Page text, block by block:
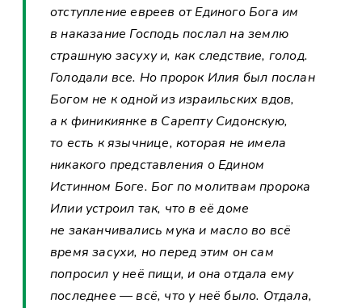
отступление евреев от Единого Бога им
в наказание Господь послал на землю
страшную засуху и, как следствие, голод.
Голодали все. Но пророк Илия был послан
Богом не к одной из израильских вдов,
а к финикиянке в Сарепту Сидонскую,
то есть к язычнице, которая не имела
никакого представления о Едином
Истинном Боге. Бог по молитвам пророка
Илии устроил так, что в её доме
не заканчивались мука и масло во всё
время засухи, но перед этим он сам
попросил у неё пищи, и она отдала ему
последнее — всё, что у неё было. Отдала,